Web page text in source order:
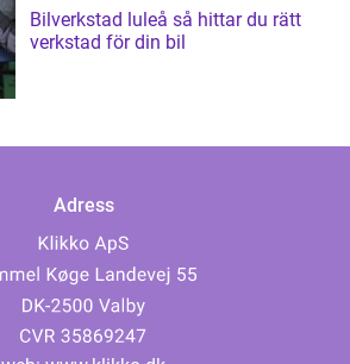
Bilverkstad luleå så hittar du rätt
verkstad för din bil
Adress